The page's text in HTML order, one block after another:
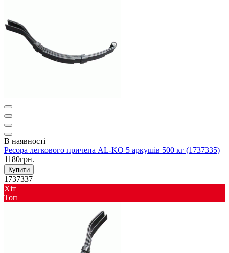
В наявності
Ресора легкового причепа AL-KO 5 аркушів 500 кг (1737335)
1180грн.
Купити
1737337
Хіт
Toп